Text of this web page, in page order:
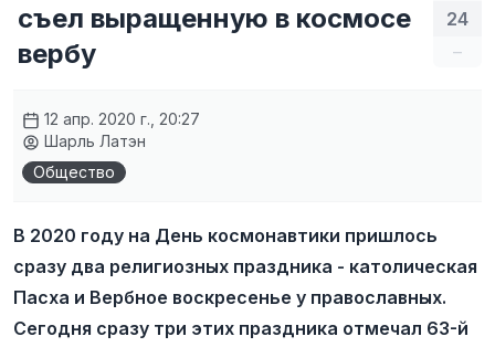
24
–
съел выращенную в космосе
вербу
12 апр. 2020 г., 20:27
Шарль Латэн
Общество
В 2020 году на День космонавтики пришлось
сразу два религиозных праздника - католическая
Пасха и Вербное воскресенье у православных.
Сегодня сразу три этих праздника отмечал 63-й